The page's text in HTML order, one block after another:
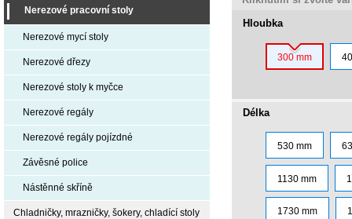
Hloubka
300 mm
Délka
530 mm
1130 mm
1730 mm
Nerezové pracovní stoly
Nerezové mycí stoly
Nerezové dřezy
Nerezové stoly k myčce
Nerezové regály
Nerezové regály pojízdné
Závěsné police
Nástěnné skříně
Chladničky, mrazničky, šokery, chladící stoly